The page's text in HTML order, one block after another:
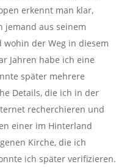
erkennt man klar,
jemand aus seinem
der Weg in diesem
Jahren habe ich eine
später mehrere
Details, die ich in der
recherchieren und
einer im Hinterland
Kirche, die ich
ich später verifizieren.